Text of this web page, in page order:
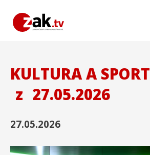
KULTURA A SPORT
z 27.05.2026
27.05.2026